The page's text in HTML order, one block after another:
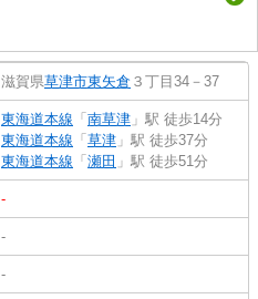
滋賀県草津市東矢倉 ３丁目34－37
東海道本線 「 南草津 」駅 徒歩14分
東海道本線 「 草津 」駅 徒歩37分
東海道本線 「 瀬田 」駅 徒歩51分
-
-
-